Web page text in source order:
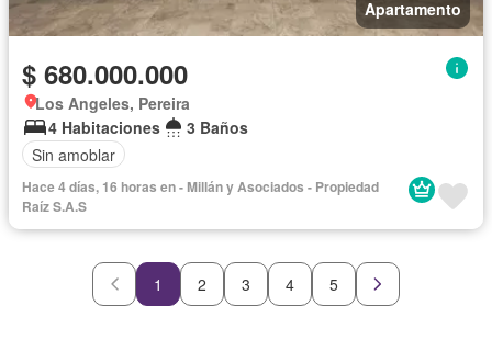
Apartamento
$ 680.000.000
Los Angeles, Pereira
4 Habitaciones
3 Baños
Sin amoblar
Hace 4 días, 16 horas en - Millán y Asociados - Propiedad
Raíz S.A.S
1 2 3 4 5